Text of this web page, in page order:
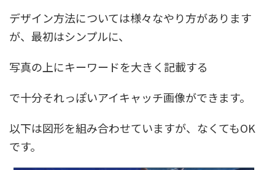
デザイン方法については様々なやり方があります
が、最初はシンプルに、
写真の上にキーワードを大きく記載する
で十分それっぽいアイキャッチ画像ができます。
以下は図形を組み合わせていますが、なくてもOK
です。